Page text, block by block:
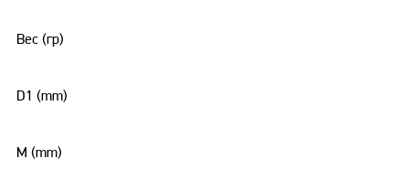
Вес (гр)
D1 (mm)
M (mm)